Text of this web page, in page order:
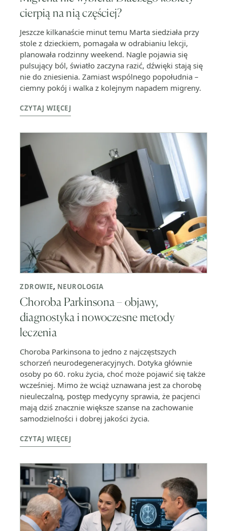
cierpią na nią częściej?
Jeszcze kilkanaście minut temu Marta siedziała przy
stole z dzieckiem, pomagała w odrabianiu lekcji,
planowała rodzinny weekend. Nagle pojawia się
pulsujący ból, światło zaczyna razić, dźwięki stają się
nie do zniesienia. Zamiast wspólnego popołudnia –
ciemny pokój i walka z kolejnym napadem migreny.
CZYTAJ WIĘCEJ
ZDROWIE, NEUROLOGIA
Choroba Parkinsona – objawy,
diagnostyka i nowoczesne metody
leczenia
Choroba Parkinsona to jedno z najczęstszych
schorzeń neurodegeneracyjnych. Dotyka głównie
osoby po 60. roku życia, choć może pojawić się także
wcześniej. Mimo że wciąż uznawana jest za chorobę
nieuleczalną, postęp medycyny sprawia, że pacjenci
mają dziś znacznie większe szanse na zachowanie
samodzielności i dobrej jakości życia.
CZYTAJ WIĘCEJ